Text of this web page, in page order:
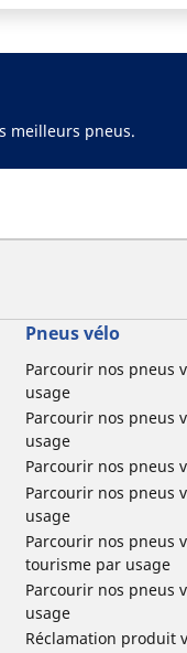
meilleurs pneus.
Pneus vélo
Parcourir nos pneus
usage
Parcourir nos pneus
usage
Parcourir nos pneus
Parcourir nos pneus
usage
Parcourir nos pneus
tourisme par usage
Parcourir nos pneus
usage
Réclamation produit